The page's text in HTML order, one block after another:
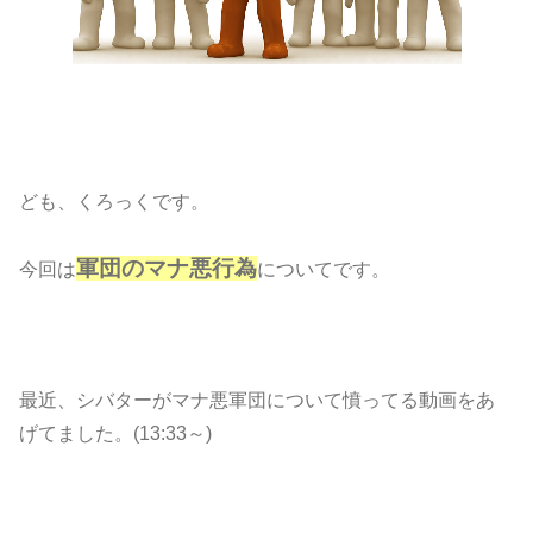
ども、くろっくです。
今回は軍団のマナ悪行為についてです。
最近、シバターがマナ悪軍団について憤ってる動画をあ
げてました。(13:33～)